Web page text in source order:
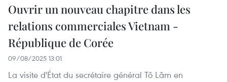
Ouvrir un nouveau chapitre dans les
relations commerciales Vietnam -
République de Corée
09/08/2025 13:01
La visite d'État du secrétaire général Tô Lâm en